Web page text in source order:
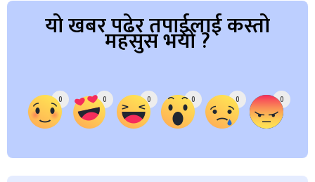
यो खबर पढेर तपाईलाई कस्तो
महसुस भयो ?
0 0 0 0 0 0